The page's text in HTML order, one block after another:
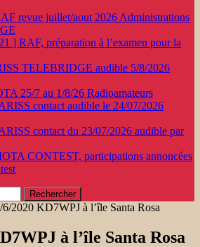
revue juillet/aout 2026 Administrations
] RAF, préparation à l’examen pour la
TELEBRIDGE audible 5/8/2026
25/7 au 1/8/26 Radioamateurs
contact audible le 24/07/2026
contact du 23/07/2026 audible par
CONTEST, participations annoncées
6/2020 KD7WPJ à l’île Santa Rosa
à l’île Santa Rosa